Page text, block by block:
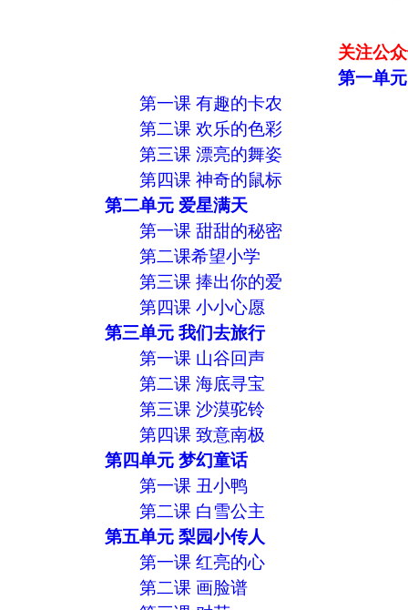
关注公
第一单
第一课 有趣的卡农
第二课 欢乐的色彩
第三课 漂亮的舞姿
第四课 神奇的鼠标
第二单元 爱星满天
第一课 甜甜的秘密
第二课希望小学
第三课 捧出你的爱
第四课 小小心愿
第三单元 我们去旅行
第一课 山谷回声
第二课 海底寻宝
第三课 沙漠驼铃
第四课 致意南极
第四单元 梦幻童话
第一课 丑小鸭
第二课 白雪公主
第五单元 梨园小传人
第一课 红亮的心
第二课 画脸谱